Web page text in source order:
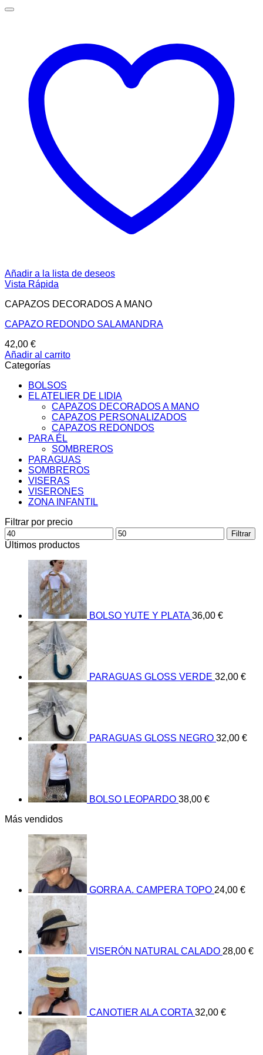
Añadir a la lista de deseos
Vista Rápida
CAPAZOS DECORADOS A MANO
CAPAZO REDONDO SALAMANDRA
42,00 €
Añadir al carrito
Categorías
BOLSOS
EL ATELIER DE LIDIA
CAPAZOS DECORADOS A MANO
CAPAZOS PERSONALIZADOS
CAPAZOS REDONDOS
PARA ÉL
SOMBREROS
PARAGUAS
SOMBREROS
VISERAS
VISERONES
ZONA INFANTIL
Filtrar por precio
Precio
mínimo
Precio
máximo
Filtrar
Últimos productos
BOLSO YUTE Y PLATA 36,00 €
PARAGUAS GLOSS VERDE 32,00 €
PARAGUAS GLOSS NEGRO 32,00 €
BOLSO LEOPARDO 38,00 €
Más vendidos
GORRA A. CAMPERA TOPO 24,00 €
VISERÓN NATURAL CALADO 28,00 €
CANOTIER ALA CORTA 32,00 €